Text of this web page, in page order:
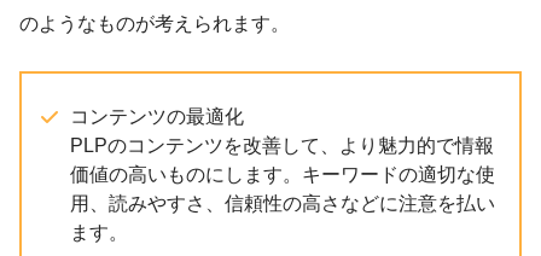
のようなものが考えられます。
コンテンツの最適化
PLPのコンテンツを改善して、より魅力的で情報
価値の高いものにします。キーワードの適切な使
用、読みやすさ、信頼性の高さなどに注意を払い
ます。